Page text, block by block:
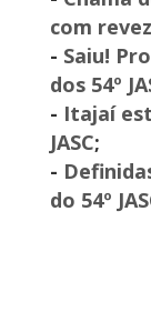
com
- Saiu!
dos 54º
- Itajaí
JASC;
-
do 54º